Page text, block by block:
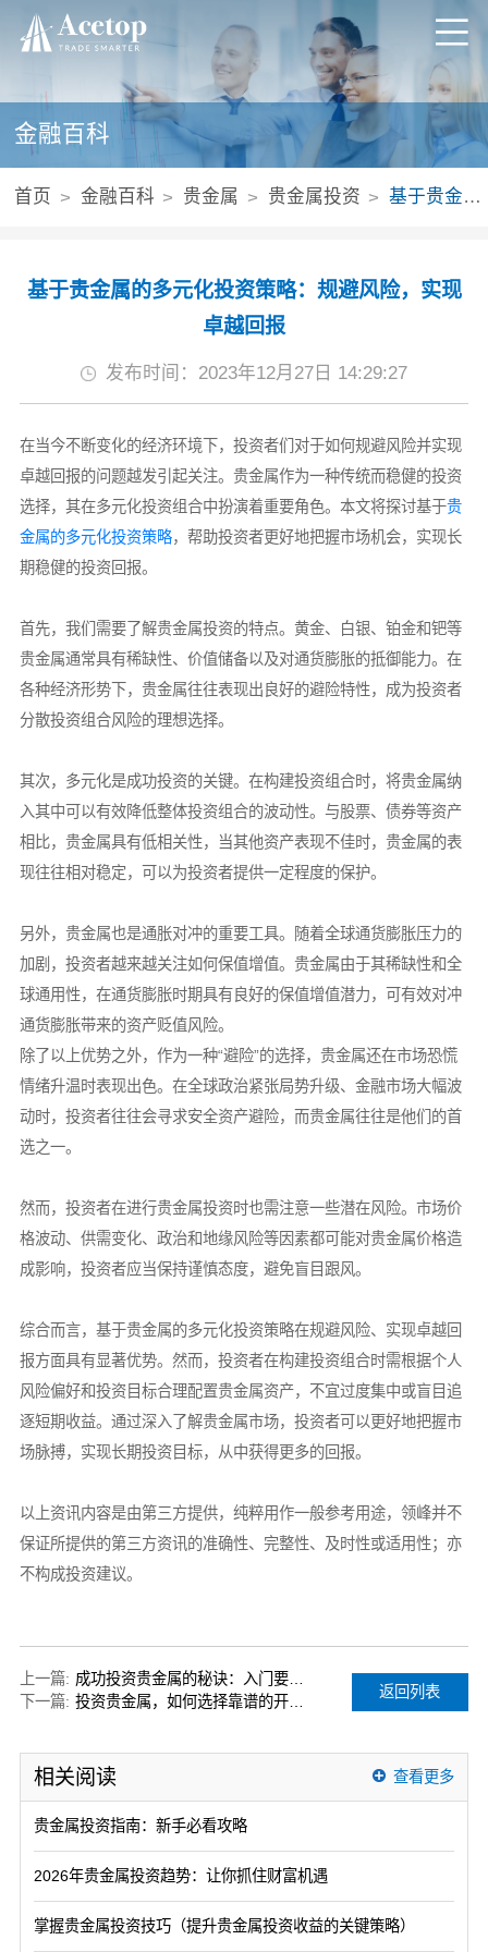
金融百科
首页 金融百科 贵金属 贵金属投资 基于贵金属的多元化投资策略：规避风险，实现卓越回报
基于贵金属的多元化投资策略：规避风险，实现
卓越回报
发布时间：2023年12月27日 14:29:27
在当今不断变化的经济环境下，投资者们对于如何规避风险并实现
卓越回报的问题越发引起关注。贵金属作为一种传统而稳健的投资
选择，其在多元化投资组合中扮演着重要角色。本文将探讨基于贵
金属的多元化投资策略，帮助投资者更好地把握市场机会，实现长
期稳健的投资回报。
首先，我们需要了解贵金属投资的特点。黄金、白银、铂金和钯等
贵金属通常具有稀缺性、价值储备以及对通货膨胀的抵御能力。在
各种经济形势下，贵金属往往表现出良好的避险特性，成为投资者
分散投资组合风险的理想选择。
其次，多元化是成功投资的关键。在构建投资组合时，将贵金属纳
入其中可以有效降低整体投资组合的波动性。与股票、债券等资产
相比，贵金属具有低相关性，当其他资产表现不佳时，贵金属的表
现往往相对稳定，可以为投资者提供一定程度的保护。
另外，贵金属也是通胀对冲的重要工具。随着全球通货膨胀压力的
加剧，投资者越来越关注如何保值增值。贵金属由于其稀缺性和全
球通用性，在通货膨胀时期具有良好的保值增值潜力，可有效对冲
通货膨胀带来的资产贬值风险。
除了以上优势之外，作为一种“避险”的选择，贵金属还在市场恐慌
情绪升温时表现出色。在全球政治紧张局势升级、金融市场大幅波
动时，投资者往往会寻求安全资产避险，而贵金属往往是他们的首
选之一。
然而，投资者在进行贵金属投资时也需注意一些潜在风险。市场价
格波动、供需变化、政治和地缘风险等因素都可能对贵金属价格造
成影响，投资者应当保持谨慎态度，避免盲目跟风。
综合而言，基于贵金属的多元化投资策略在规避风险、实现卓越回
报方面具有显著优势。然而，投资者在构建投资组合时需根据个人
风险偏好和投资目标合理配置贵金属资产，不宜过度集中或盲目追
逐短期收益。通过深入了解贵金属市场，投资者可以更好地把握市
场脉搏，实现长期投资目标，从中获得更多的回报。
以上资讯内容是由第三方提供，纯粹用作一般参考用途，领峰并不
保证所提供的第三方资讯的准确性、完整性、及时性或适用性；亦
不构成投资建议。
上一篇:
成功投资贵金属的秘诀：入门要点一网打尽
下一篇:
投资贵金属，如何选择靠谱的开户平台？全方位解析
返回列表
相关阅读 查看更多
贵金属投资指南：新手必看攻略
2026年贵金属投资趋势：让你抓住财富机遇
掌握贵金属投资技巧（提升贵金属投资收益的关键策略）